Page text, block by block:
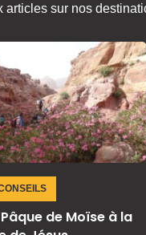
sur nos
de Moïse à la